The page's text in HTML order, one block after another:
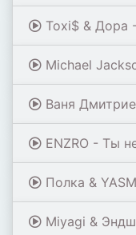
Toxi$ & Дора
Michael
Ваня
ENZRO - Ты
Полка &
Miyagi &